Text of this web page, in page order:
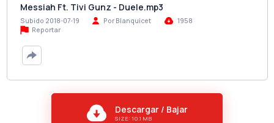
Messiah Ft. Tivi Gunz - Duele.mp3
Subido 2018-07-19 Por Blanquicet
1958
Reportar
Descargar / Bajar
SIZE: 10.1 MB